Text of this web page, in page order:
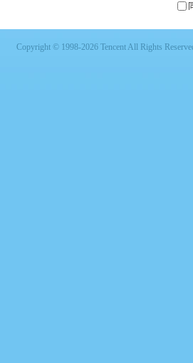
Copyright © 1998-2026 Tencent All Rights